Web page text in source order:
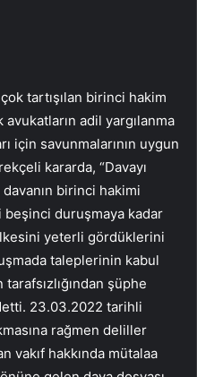
tartışılan birinci hakim
adil yargılanma
için savunmalarının uygun
kararda, “Davayı
birinci hakimi
duruşmaya kadar
yeterli gördüklerini
taleplerinin kabul
şüphe
23.03.2022 tarihli
rağmen deliller
vakıf hakkında mütalaa